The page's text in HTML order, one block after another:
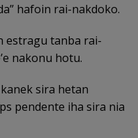
hafoin rai-nakdoko.
estragu tanba rai-
nakonu hotu.
sira hetan
pendente iha sira nia